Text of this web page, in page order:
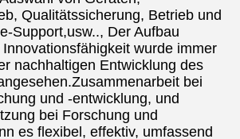
Qualitätssicherung, Betrieb und
Support,usw.., Der Aufbau
wurde immer
nachhaltigen Entwicklung des
bei
und -entwicklung, und
bei Forschung und
es flexibel, effektiv, umfassend